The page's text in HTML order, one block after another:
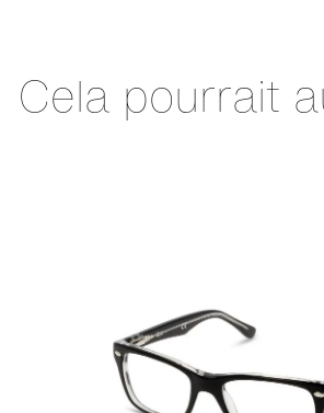
Cela pourrait